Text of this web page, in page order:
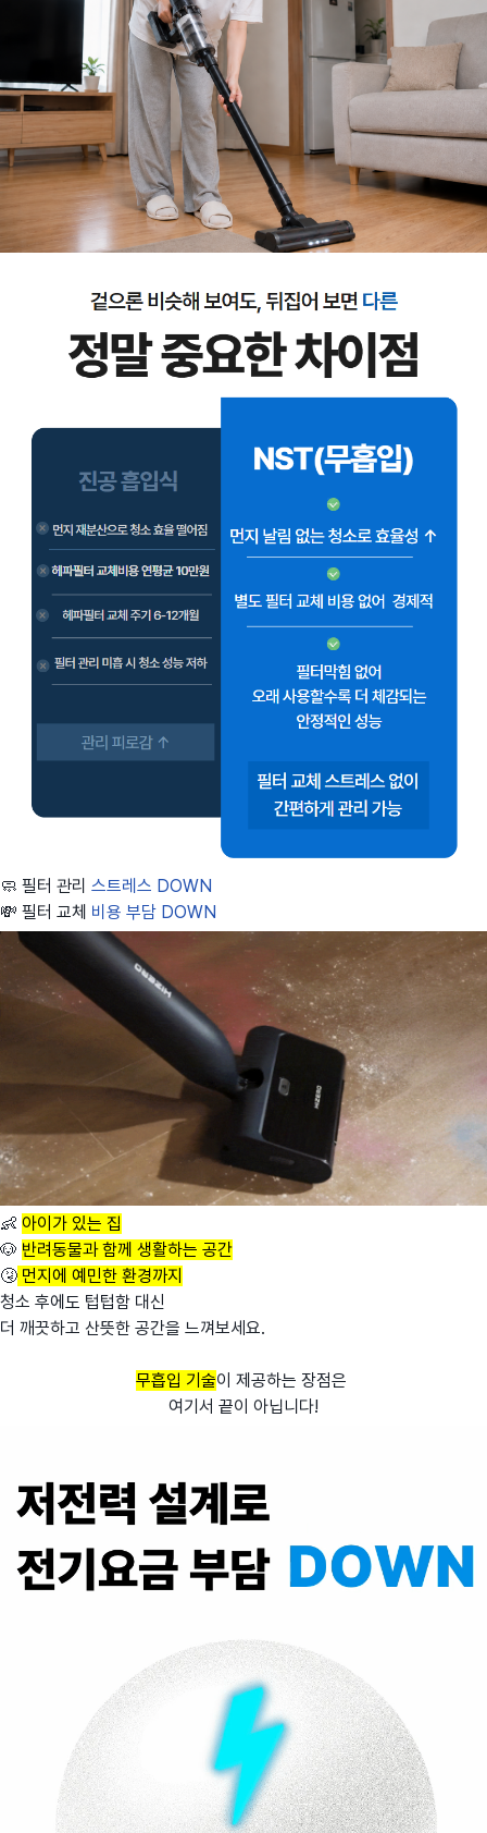
🧼 필터 관리 스트레스 DOWN
💸 필터 교체 비용 부담 DOWN
👶 아이가 있는 집
🐶 반려동물과 함께 생활하는 공간
🤧 먼지에 예민한 환경까지
청소 후에도 텁텁함 대신
더 깨끗하고 산뜻한 공간을 느껴보세요.
무흡입 기술이 제공하는 장점은
여기서 끝이 아닙니다!